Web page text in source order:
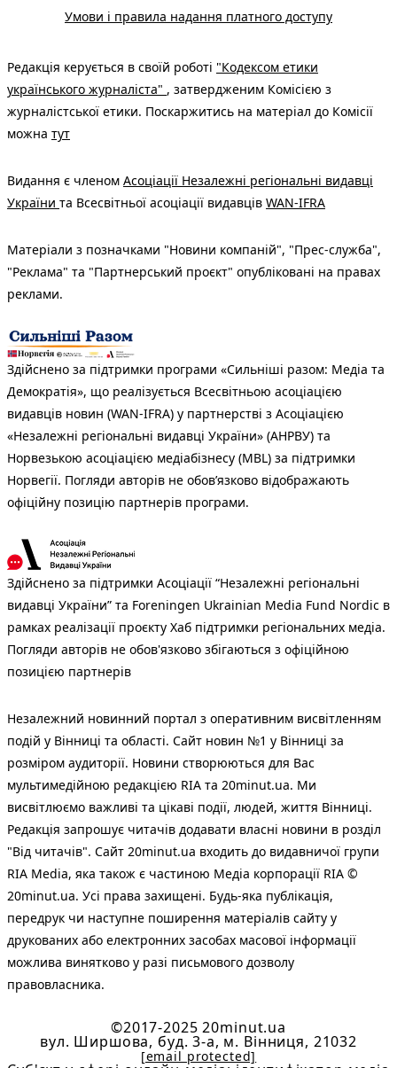
Умови і правила надання платного доступу
Редакція керується в своїй роботі "Кодексом етики
українського журналіста" , затвердженим Комісією з
журналістської етики. Поскаржитись на матеріал до Комісії
можна тут
Видання є членом Асоціації Незалежні регіональні видавці
України та Всесвітньої асоціації видавців WAN-IFRA
Матеріали з позначками "Новини компаній", "Прес-служба",
"Реклама" та "Партнерський проєкт" опубліковані на правах
реклами.
Здійснено за підтримки програми «Сильніші разом: Медіа та
Демократія», що реалізується Всесвітньою асоціацією
видавців новин (WAN-IFRA) у партнерстві з Асоціацією
«Незалежні регіональні видавці України» (АНРВУ) та
Норвезькою асоціацією медіабізнесу (MBL) за підтримки
Норвегії. Погляди авторів не обов’язково відображають
офіційну позицію партнерів програми.
Здійснено за підтримки Асоціації “Незалежні регіональні
видавці України” та Foreningen Ukrainian Media Fund Nordic в
рамках реалізації проєкту Хаб підтримки регіональних медіа.
Погляди авторів не обов'язково збігаються з офіційною
позицією партнерів
Незалежний новинний портал з оперативним висвітленням
подій у Вінниці та області. Сайт новин №1 у Вінниці за
розміром аудиторії. Новини створюються для Вас
мультимедійною редакцією RIA та 20minut.ua. Ми
висвітлюємо важливі та цікаві події, людей, життя Вінниці.
Редакція запрошує читачів додавати власні новини в розділ
"Від читачів". Сайт 20minut.ua входить до видавничої групи
RIA Media, яка також є частиною Медіа корпорації RIA ©
20minut.ua. Усі права захищені. Будь-яка публiкацiя,
передрук чи наступне поширення матеріалів сайту у
друкованих або електронних засобах масової інформації
можлива винятково у разі письмового дозволу
правовласника.
©2017-2025 20minut.ua
вул. Ширшова, буд. 3-а, м. Вінниця, 21032
[email protected]